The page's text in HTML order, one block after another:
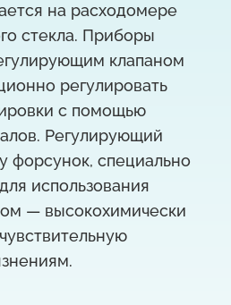
на расходомере
стекла. Приборы
клапаном
регулировать
с помощью
Регулирующий
форсунок, специально
использования
— высокохимически